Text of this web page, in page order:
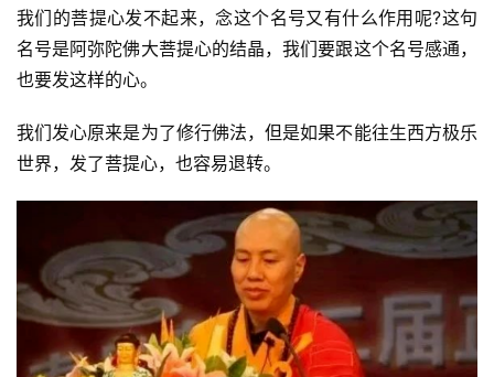
我们的菩提心发不起来，念这个名号又有什么作用呢?这句
名号是阿弥陀佛大菩提心的结晶，我们要跟这个名号感通，
也要发这样的心。
我们发心原来是为了修行佛法，但是如果不能往生西方极乐
世界，发了菩提心，也容易退转。